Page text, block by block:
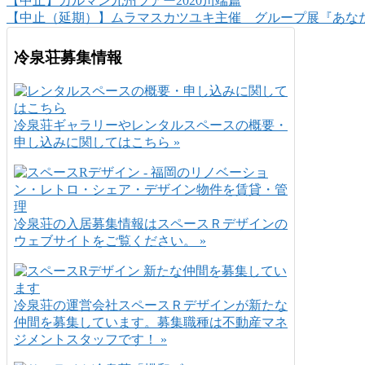
【中止（延期）】ムラマスカツユキ主催 グループ展『あな
冷泉荘募集情報
冷泉荘ギャラリーやレンタルスペースの概要・
申し込みに関してはこちら »
冷泉荘の入居募集情報はスペースＲデザインの
ウェブサイトをご覧ください。 »
冷泉荘の運営会社スペースＲデザインが新たな
仲間を募集しています。募集職種は不動産マネ
ジメントスタッフです！ »